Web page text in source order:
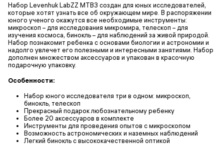
Набор Levenhuk LabZZ MTВ3 создан для юных исследователей,
которые хотят узнать все об окружающем мире. В распоряжении
юного ученого окажутся все необходимые инструменты:
микроскоп – для исследования микромира, телескоп – для
изучения космоса, бинокль – для наблюдений за живой природой.
Набор познакомит ребенка с основами биологии и астрономии и
надолго увлечет его полезными и интересными занятиями. Набор
дополнен множеством аксессуаров и упакован в красочную
подарочную упаковку.
Особенности:
Набор юного исследователя три в одном: микроскоп,
бинокль, телескоп
Прекрасный подарок любознательному ребенку
Более 20 аксессуаров в комплекте
Инструменты для проведения опытов с микроскопом
Возможность астрономических и наземных наблюдений
Легкий бинокль с высококачественной оптикой